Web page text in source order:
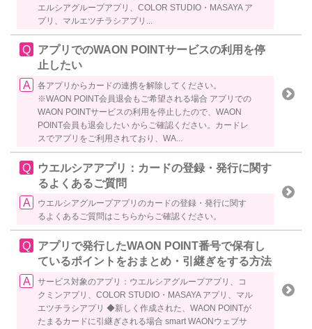
エルシアグループアプリ、COLOR STUDIO・MASAYA ア
プリ、マルエツチラシアプリ...
アプリでのWAON POINTサービスの利用を停
止したい
各アプリからカードの連携を解除してください。
※WAON POINT会員退会もご希望される場合 アプリでの
WAON POINTサービスの利用を停止したので、WAON
POINT会員も退会したい からご確認ください。カードレ
スでアプリをご利用されており、WA...
ウエルシアアプリ：カードの登録・発行に関す
るよくあるご質問
ウエルシアグループアプリのカードの登録・発行に関す
るよくあるご質問はこちらからご確認ください。
アプリで発行したWAON POINT番号で保有し
ているポイントをおまとめ・引継ぎをする方法
サービス対象のアプリ：ウエルシアグループアプリ、コ
クミンアプリ、COLOR STUDIO・MASAYA アプリ、マル
エツチラシアプリ ◆新しく作成された、WAON POINTが
たまるカードに引継ぎされる場合 smart WAONウェブサ